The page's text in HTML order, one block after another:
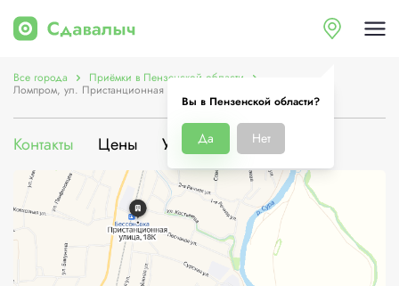
Вы в Пензенской области?
Да Нет
Все города Приёмки в Пензенской области
Ломпром, ул. Пристанционная 18К
Контакты Цены Услуги О компании